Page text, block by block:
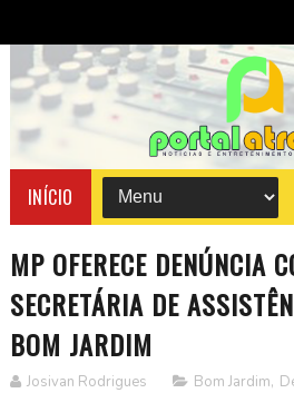
INÍCIO
MP OFERECE DENÚNCIA
SECRETÁRIA DE
BOM JARDIM
Josivan Rodrigues Bom Jardim,